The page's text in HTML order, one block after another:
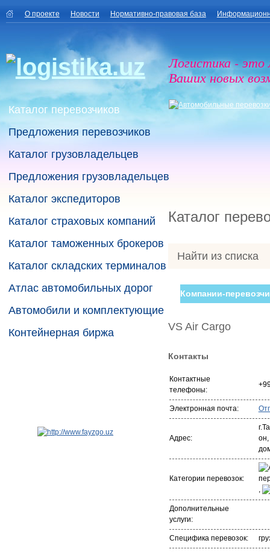
О проекте Новости Нормативно-правовая база
Логистика - это
Ваших новых
Каталог перевозчиков
Предложения перевозчиков
Каталог грузовладельцев
Предложения грузовладельцев
Каталог экспедиторов
Каталог страховых компаний
Каталог таможенных брокеров
Каталог складских терминалов
Атлас автомобильных дорог
Автомобили и комплектующие
Контейнерная биржа
Каталог
Найти из списка
Компании-
VS Air Cargo
Контакты
Контактные
телефоны:
Электронная почта:
Адрес:
он,
Категории перевозок:
,
Дополнительные
услуги:
Специфика перевозок: